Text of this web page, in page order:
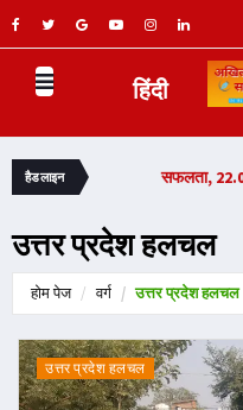
हिंदी
हैडलाइन
सफलता, 22.07 लाख रुपये की
उत्तर प्रदेश हलचल
होम पेज वर्ग उत्तर प्रदेश हलचल
उत्तर प्रदेश हलचल